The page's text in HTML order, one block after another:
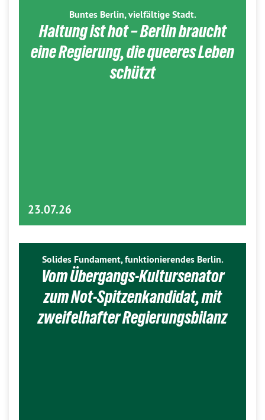
Buntes Berlin, vielfältige Stadt.
Haltung ist hot – Berlin braucht
eine Regierung, die queeres Leben
schützt
23.07.26
Solides Fundament, funktionierendes Berlin.
Vom Übergangs-Kultursenator
zum Not-Spitzenkandidat, mit
zweifelhafter Regierungsbilanz